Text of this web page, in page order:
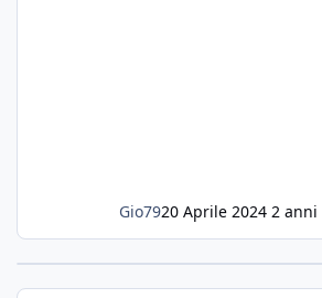
Gio7920 Aprile 2024 2 anni